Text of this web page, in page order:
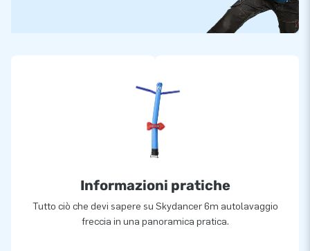
Informazioni pratiche
Tutto ciò che devi sapere su Skydancer 6m autolavaggio
freccia in una panoramica pratica.